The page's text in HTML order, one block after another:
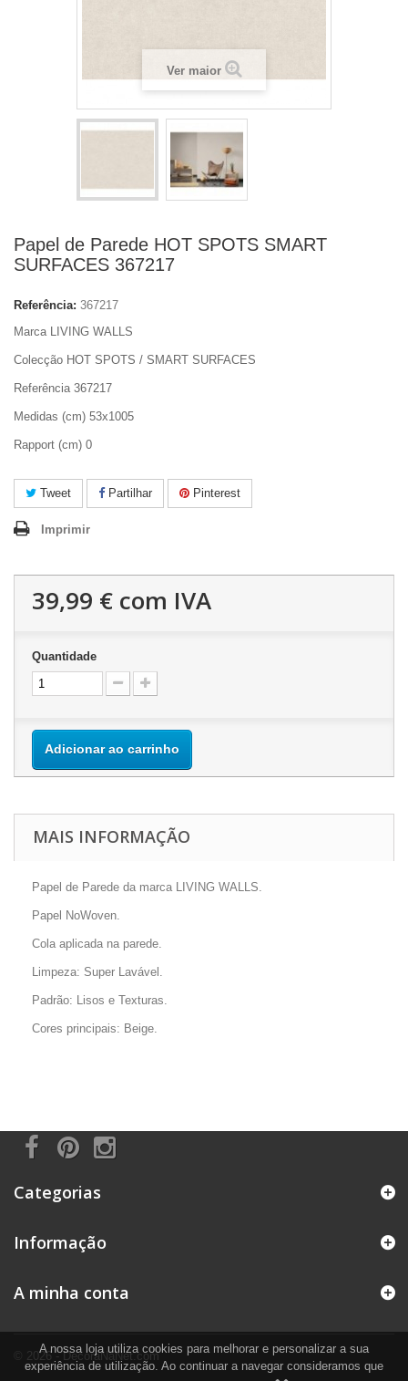
Ver maior
Papel de Parede HOT SPOTS SMART
SURFACES 367217
Referência: 367217
Marca LIVING WALLS
Colecção HOT SPOTS / SMART SURFACES
Referência 367217
Medidas (cm) 53x1005
Rapport (cm) 0
Tweet Partilhar Pinterest
Imprimir
39,99 € com IVA
Quantidade
Adicionar ao carrinho
MAIS INFORMAÇÃO
Papel de Parede da marca LIVING WALLS.
Papel NoWoven.
Cola aplicada na parede.
Limpeza: Super Lavável.
Padrão: Lisos e Texturas.
Cores principais: Beige.
Categorias
Informação
© 2026 - DecoraNaNet.com
A minha conta
A nossa loja utiliza cookies para melhorar e personalizar a sua
experiência de utilização. Ao continuar a navegar consideramos que